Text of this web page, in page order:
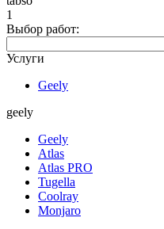
1
Выбор работ:
Услуги
Geely
geely
Geely
Atlas
Atlas PRO
Tugella
Coolray
Monjaro